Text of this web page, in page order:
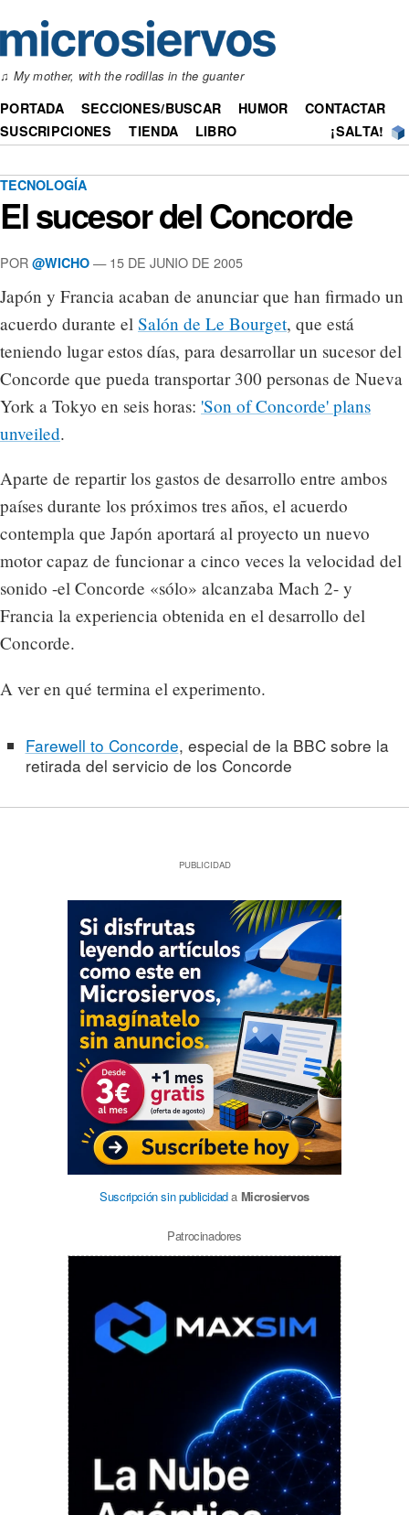
♫ My mother, with the rodillas in the guanter
PORTADA SECCIONES/BUSCAR HUMOR
CONTACTAR
SUSCRIPCIONES
TIENDA LIBRO ¡SALTA!
TECNOLOGÍA
El sucesor del Concorde
POR @WICHO — 15 DE JUNIO DE 2005
Japón y Francia acaban de anunciar que han firmado un
acuerdo durante el Salón de Le Bourget, que está
teniendo lugar estos días, para desarrollar un sucesor del
Concorde que pueda transportar 300 personas de Nueva
York a Tokyo en seis horas: 'Son of Concorde' plans
unveiled.
Aparte de repartir los gastos de desarrollo entre ambos
países durante los próximos tres años, el acuerdo
contempla que Japón aportará al proyecto un nuevo
motor capaz de funcionar a cinco veces la velocidad del
sonido -el Concorde «sólo» alcanzaba Mach 2- y
Francia la experiencia obtenida en el desarrollo del
Concorde.
A ver en qué termina el experimento.
Farewell to Concorde, especial de la BBC sobre la
retirada del servicio de los Concorde
PUBLICIDAD
Suscripción sin publicidada Microsiervos
Patrocinadores